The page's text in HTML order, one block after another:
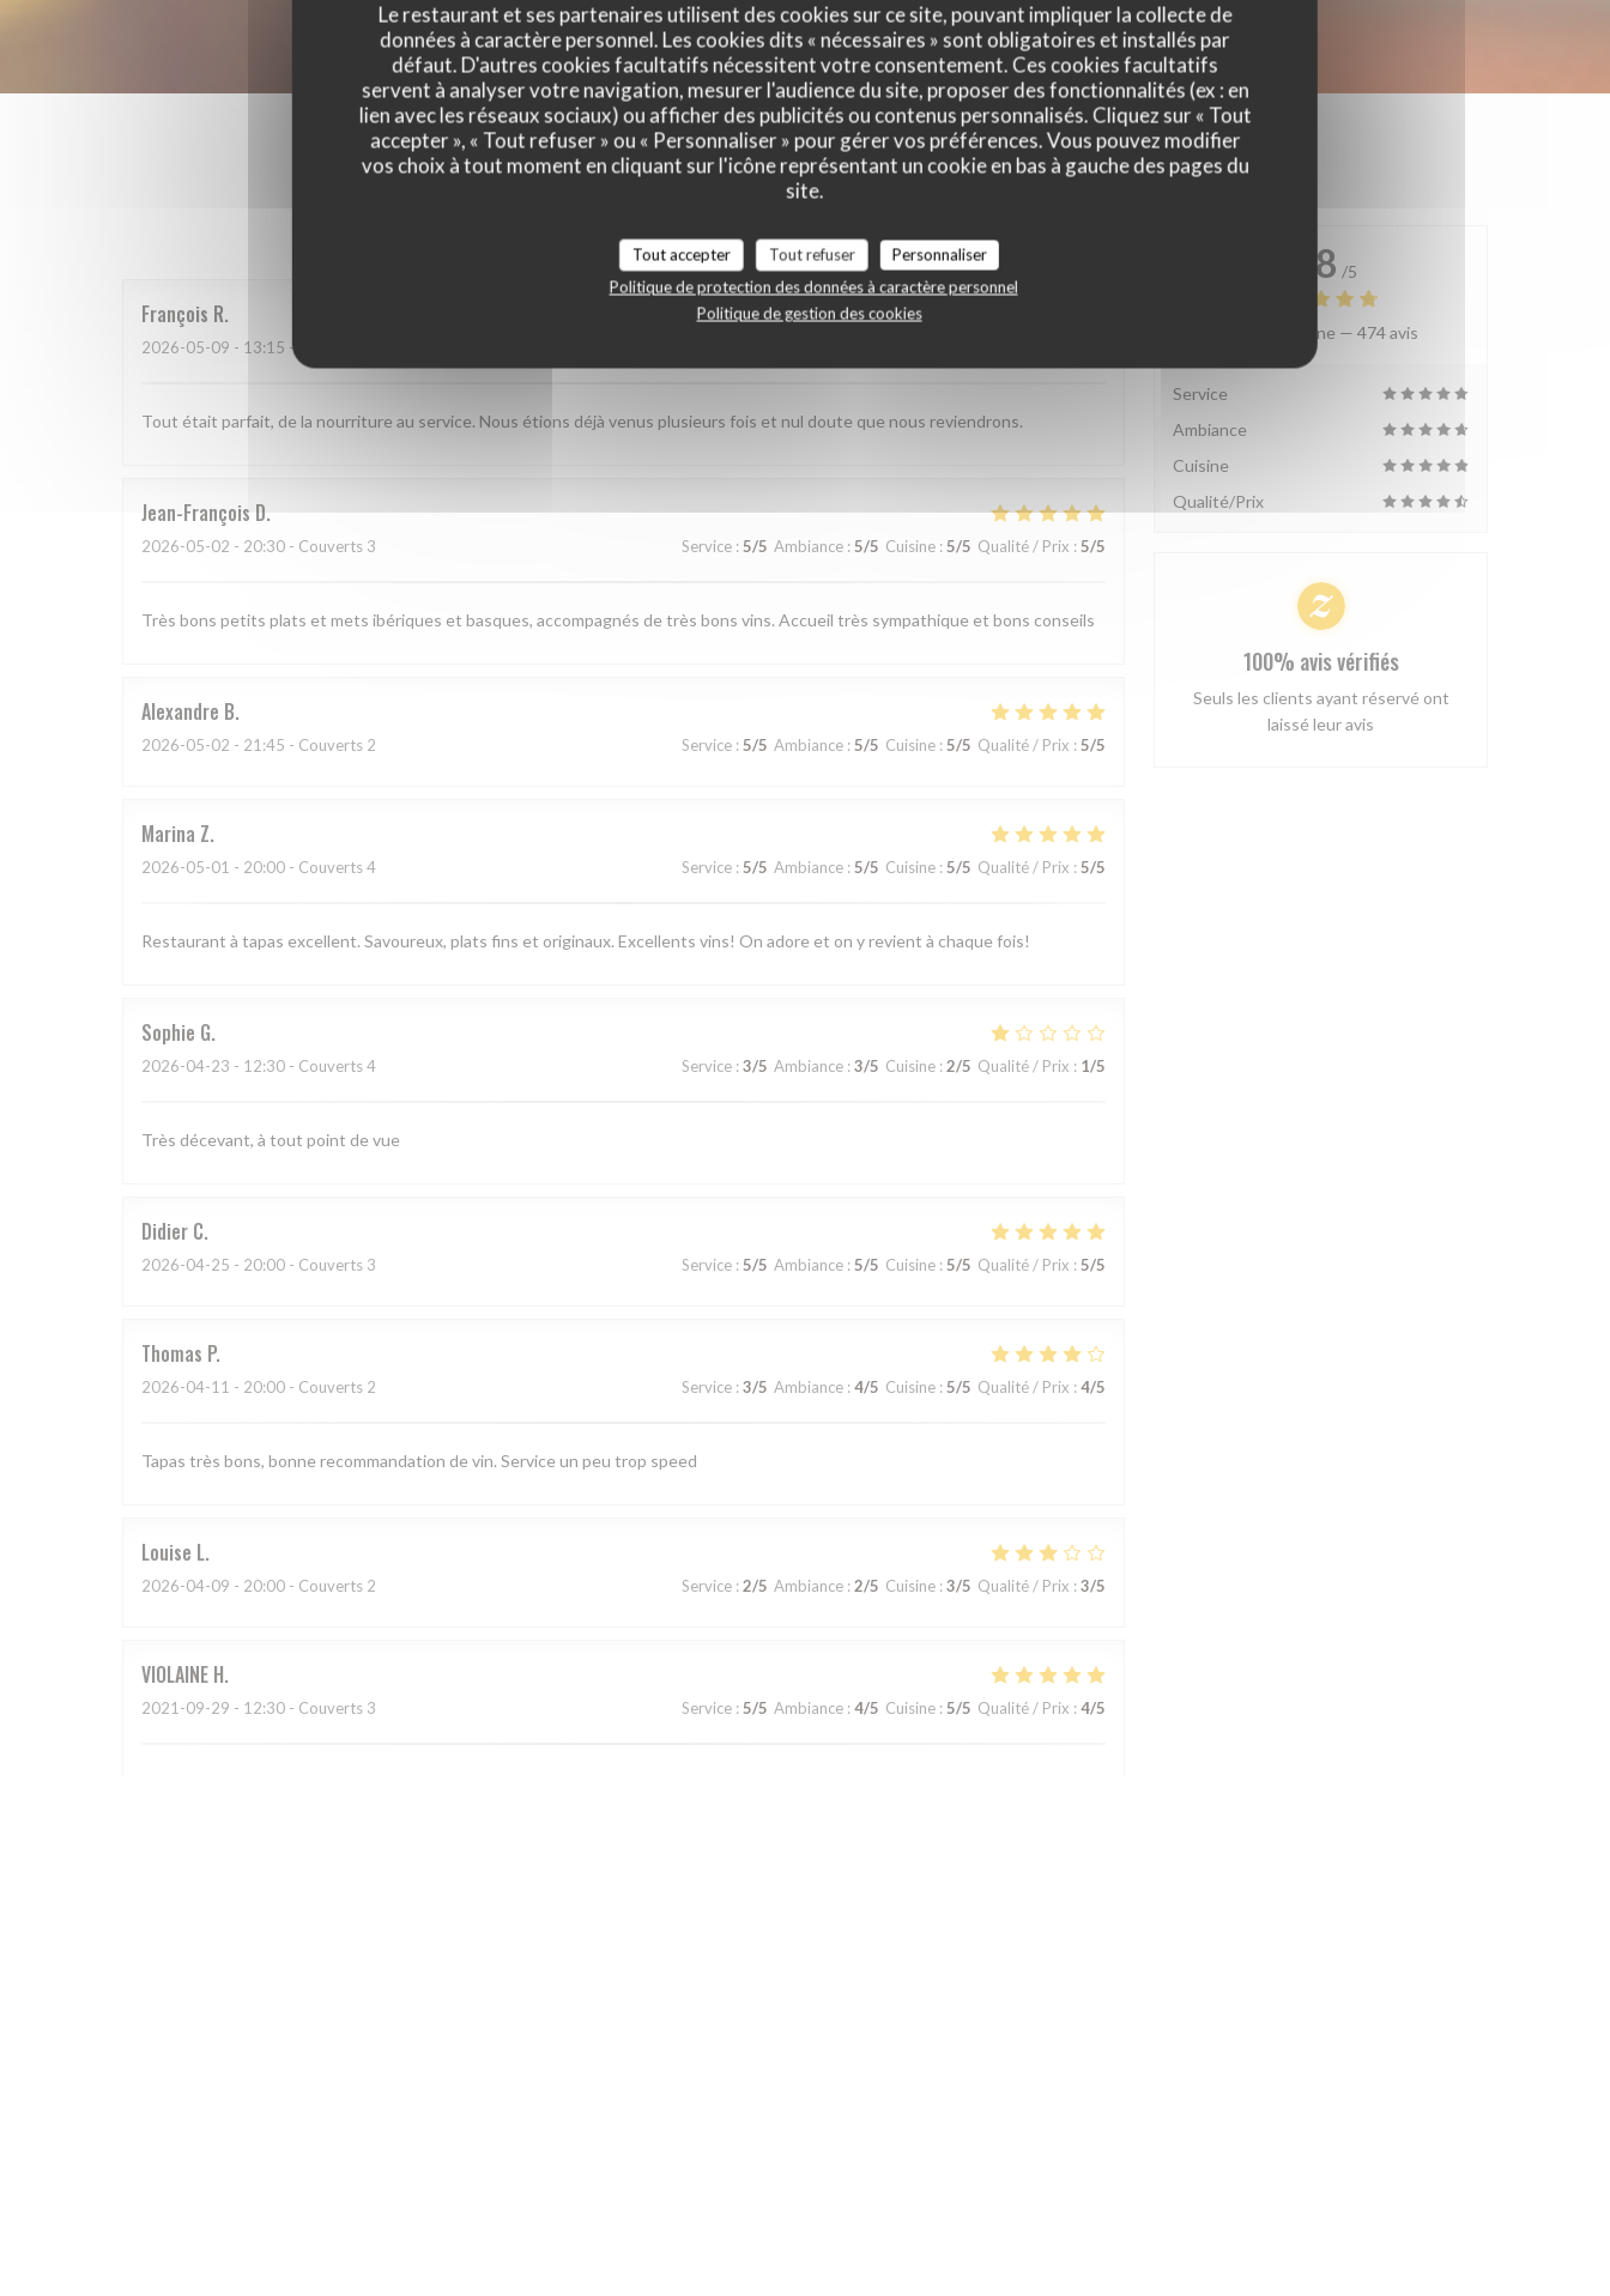
Le restaurant et ses partenaires utilisent des cookies sur ce site, pouvant impliquer la collecte de
données à caractère personnel. Les cookies dits « nécessaires » sont obligatoires et installés par
défaut. D'autres cookies facultatifs nécessitent votre consentement. Ces cookies facultatifs
servent à analyser votre navigation, mesurer l'audience du site, proposer des fonctionnalités (ex : en
lien avec les réseaux sociaux) ou afficher des publicités ou contenus personnalisés. Cliquez sur « Tout
accepter », « Tout refuser » ou « Personnaliser » pour gérer vos préférences. Vous pouvez modifier
vos choix à tout moment en cliquant sur l'icône représentant un cookie en bas à gauche des pages du
site.
Tout accepter Tout refuser
Personnaliser
Politique de protection des données à caractère personnel
Politique de gestion des cookies
Les avis de nos clients
François R
2026-05-09 - 13:15 - Couverts 3
Tout était parfait, de la nourriture au service. Nous étions déjà venus plusieurs fois et nul doute que nous reviendrons.
Jean-François D
2026-05-02 - 20:30 - Couverts 3 Service : 5/5 Ambiance : 5/5 Cuisine : 5/5 Qualité / Prix : 5/5
Très bons petits plats et mets ibériques et basques, accompagnés de très bons vins. Accueil très sympathique et bons conseils
Alexandre B
2026-05-02 - 21:45 - Couverts 2 Service : 5/5 Ambiance : 5/5 Cuisine : 5/5 Qualité / Prix : 5/5
Marina Z
2026-05-01 - 20:00 - Couverts 4 Service : 5/5 Ambiance : 5/5 Cuisine : 5/5 Qualité / Prix : 5/5
Restaurant à tapas excellent. Savoureux, plats fins et originaux. Excellents vins! On adore et on y revient à chaque fois!
Sophie G
2026-04-23 - 12:30 - Couverts 4 Service : 3/5 Ambiance : 3/5 Cuisine : 2/5 Qualité / Prix : 1/5
Très décevant, à tout point de vue
Didier C
2026-04-25 - 20:00 - Couverts 3 Service : 5/5 Ambiance : 5/5 Cuisine : 5/5 Qualité / Prix : 5/5
Thomas P
2026-04-11 - 20:00 - Couverts 2 Service : 3/5 Ambiance : 4/5 Cuisine : 5/5 Qualité / Prix : 4/5
Tapas très bons, bonne recommandation de vin. Service un peu trop speed
Louise L
2026-04-09 - 20:00 - Couverts 2 Service : 2/5 Ambiance : 2/5 Cuisine : 3/5 Qualité / Prix : 3/5
VIOLAINE H
2021-09-29 - 12:30 - Couverts 3 Service : 5/5 Ambiance : 4/5 Cuisine : 5/5 Qualité / Prix : 4/5
4.8 /5
Note moyenne — 474 avis
Service
Ambiance
Cuisine
Qualité/Prix
100% avis vérifiés
Seuls les clients ayant réservé ont
laissé leur avis